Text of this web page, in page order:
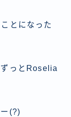
とになった
ずっとRoselia
(?)